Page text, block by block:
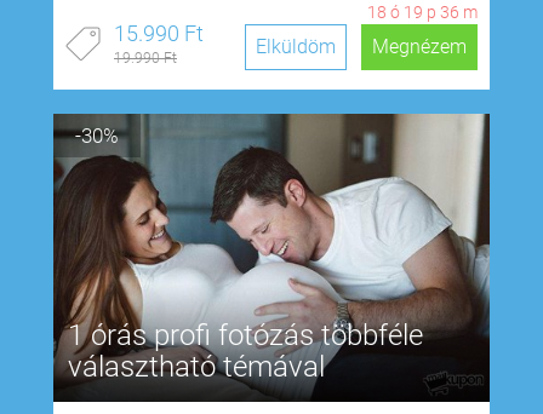
18 ó 19 p 35 m
15.990 Ft
19.990 Ft Megnézem
Elküldöm
-30%
1 órás profi fotózás többféle
választható témával